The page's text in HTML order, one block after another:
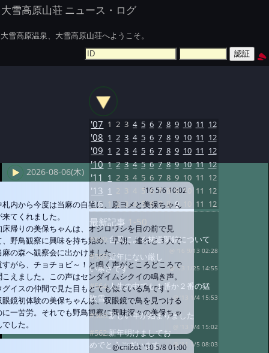
大雪高原山荘 ニュース・ログ
大雪高原温泉、大雪高原山荘へようこそ。
2026-08-06(木)
'10 5/6 10:02
札内から今度は当麻の自宅に、原ヨメと美保ちゃん
来てくれました。
床帰りの美保ちゃんは、オジロワシを目の前で見
、野鳥観察に興味を持ち始め、早朝、連れと３人で
麻の森へ観察会に出かけました。
すがら、チョチョビ～！と鳴く声がところどころで
こえました。この声はセンダイムシクイの鳴き声。
グイスの仲間で見た目もとても似ている鳥です。
眼鏡初体験の美保ちゃんは、双眼鏡で鳥を見つける
に一苦労。それでも野鳥観察に興味深々の美保ちゃ
した。
@cnikot'10 5/8 01:00
'07 1 2 3 4 5 6 7 8 9 10 11 12
'08 1 2 3 4 5 6 7 8 9 10 11 12
'09 1 2 3 4 5 6 7 8 9 10 11 12
'10 1 2 3 4 5 6 7 8 9 10 11 12
'11 1 2 3 4 5 6 7 8 9 10 11 12
'13 1 2 3 4 5 6 7 8 9 10 11 12
'16 1 2 3 4 5 6 7 8 9 11 12
最新記事 1-50
#639:台風による林道閉鎖について
@ '16 9/13 02:28
#565:近年にない厳し
い寒さです
@ '13 1/25 14:55
#564:人生の中でも１番か２番の猛
吹雪
@ '13 1/4 15:53
#563:新しい年が始まりました
@ '13 1/4 15:02
#562:新年明けましてお
めでとうございます。
@ '11 1/5 08:03